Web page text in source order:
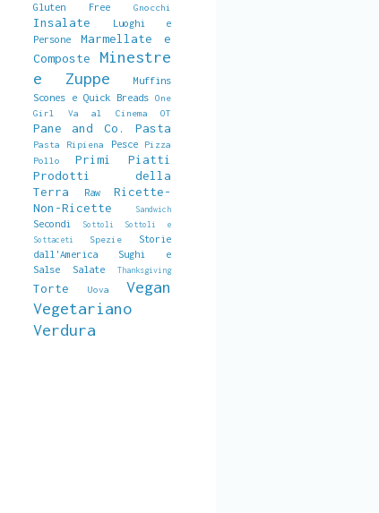
Gluten Free Gnocchi
Insalate
Luoghi e
Persone
Marmellate e
Composte
Minestre
e Zuppe
Muffins
Scones e Quick Breads One
Girl Va al Cinema
OT
Pane and Co. Pasta
Pasta Ripiena Pesce
Pizza
Pollo
Primi Piatti
Prodotti della
Terra
Raw
Ricette-
Non-Ricette
Sandwich
Secondi Sottoli
Sottoli e
Sottaceti
Spezie
Storie
dall'America
Sughi e
Salse Salate
Thanksgiving
Torte Uova
Vegan
Vegetariano
Verdura